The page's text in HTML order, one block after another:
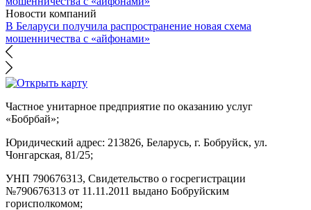
Новости компаний
В Беларуси получила распространение новая схема
мошенничества с «айфонами»
Частное унитарное предприятие по оказанию услуг
«Бобрбай»;
Юридический адрес: 213826, Беларусь, г. Бобруйск, ул.
Чонгарская, 81/25;
УНП 790676313, Свидетельство о госрегистрации
№790676313 от 11.11.2011 выдано Бобруйским
горисполкомом;